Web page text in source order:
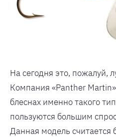
На сегодня это, пожалуй,
Компания «Panther
блеснах именно такого
пользуются большим
Данная модель считается